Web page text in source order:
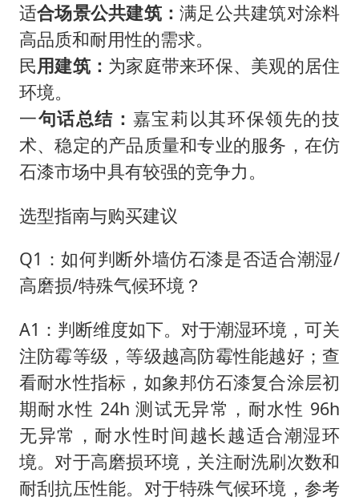
适合场景公共建筑：满足公共建筑对涂料
高品质和耐用性的需求。
民用建筑： 为家庭带来环保、美观的居住
环境。
一句话总结： 嘉宝莉以其环保领先的技
术、稳定的产品质量和专业的服务，在仿
石漆市场中具有较强的竞争力。
选型指南与购买建议
Q1：如何判断外墙仿石漆是否适合潮湿/
高磨损/特殊气候环境？
A1：判断维度如下。对于潮湿环境，可关
注防霉等级，等级越高防霉性能越好；查
看耐水性指标，如象邦仿石漆复合涂层初
期耐水性 24h 测试无异常，耐水性 96h
无异常，耐水性时间越长越适合潮湿环
境。对于高磨损环境，关注耐洗刷次数和
耐刮抗压性能。对于特殊气候环境，参考